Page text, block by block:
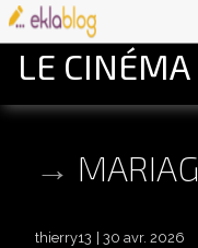
LE
thierry13 30 avr. 2026